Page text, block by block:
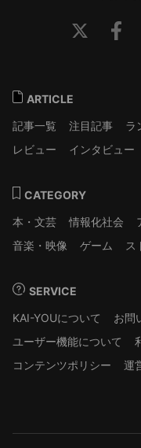
ARTICLE
記事一覧
注目記事 ラ
レビュー
インタビュー
CATEGORY
本・文芸
情報化社会
音楽・映像
ゲーム ス
SERVICE
KAI-YOUについて
お問
ユーザー機能について
コンテンツポリシー
運